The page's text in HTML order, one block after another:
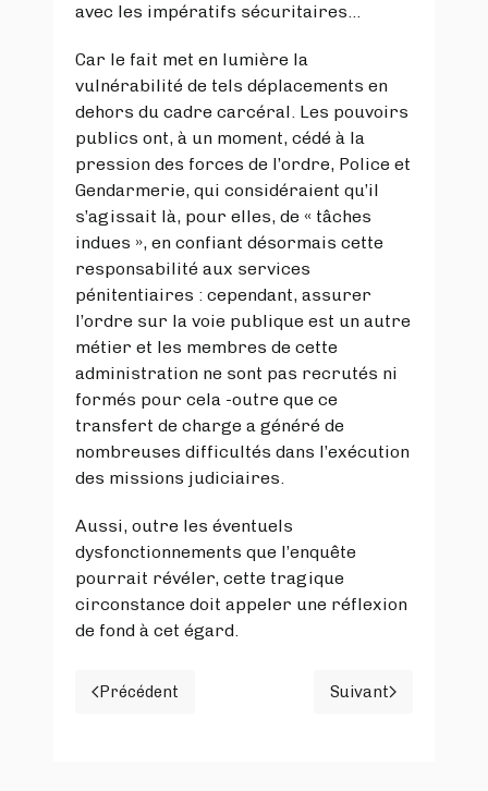
avec les impératifs sécuritaires…
Car le fait met en lumière la
vulnérabilité de tels déplacements en
dehors du cadre carcéral. Les pouvoirs
publics ont, à un moment, cédé à la
pression des forces de l’ordre, Police et
Gendarmerie, qui considéraient qu’il
s’agissait là, pour elles, de « tâches
indues », en confiant désormais cette
responsabilité aux services
pénitentiaires : cependant, assurer
l’ordre sur la voie publique est un autre
métier et les membres de cette
administration ne sont pas recrutés ni
formés pour cela -outre que ce
transfert de charge a généré de
nombreuses difficultés dans l’exécution
des missions judiciaires.
Aussi, outre les éventuels
dysfonctionnements que l’enquête
pourrait révéler, cette tragique
circonstance doit appeler une réflexion
de fond à cet égard.
Article précédent : LA "REVUE FRANCAISE
Précédent
Article suivant
Suivant